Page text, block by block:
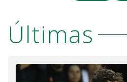
Últimas